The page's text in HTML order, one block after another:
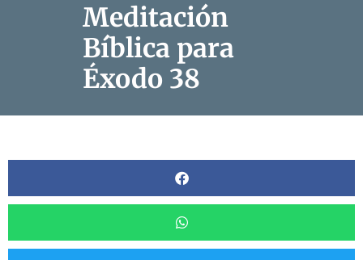
Meditación
Bíblica para
Éxodo 38